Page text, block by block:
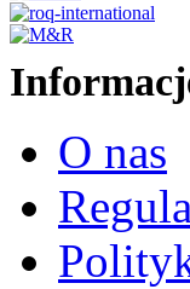
O nas